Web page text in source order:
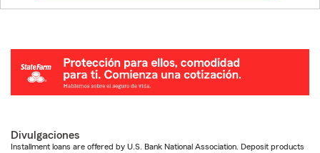
Divulgaciones
Installment loans are offered by U.S. Bank National Association. Deposit products